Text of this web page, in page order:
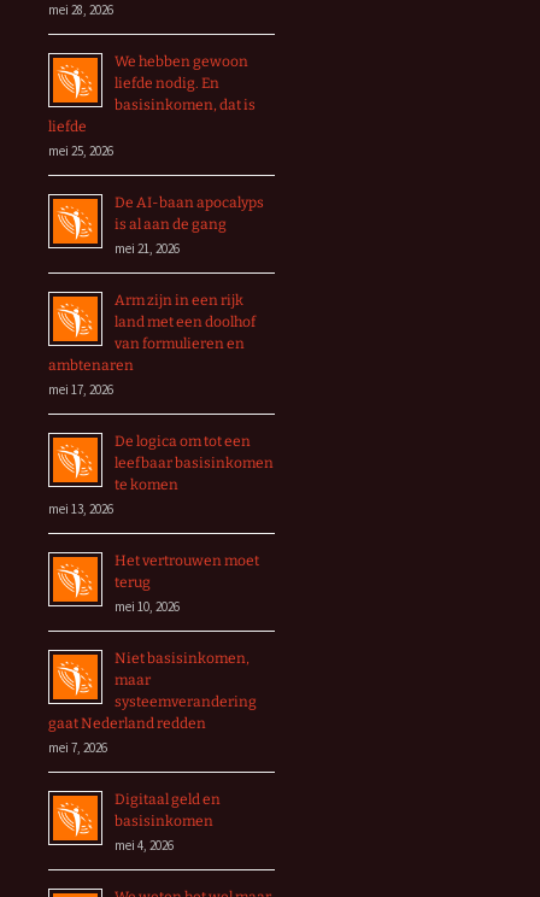
mei 28, 2026
We hebben gewoon
liefde nodig. En
basisinkomen, dat is
liefde
mei 25, 2026
De AI-baan apocalyps
is al aan de gang
mei 21, 2026
Arm zijn in een rijk
land met een doolhof
van formulieren en
ambtenaren
mei 17, 2026
De logica om tot een
leefbaar basisinkomen
te komen
mei 13, 2026
Het vertrouwen moet
terug
mei 10, 2026
Niet basisinkomen,
maar
systeemverandering
gaat Nederland redden
mei 7, 2026
Digitaal geld en
basisinkomen
mei 4, 2026